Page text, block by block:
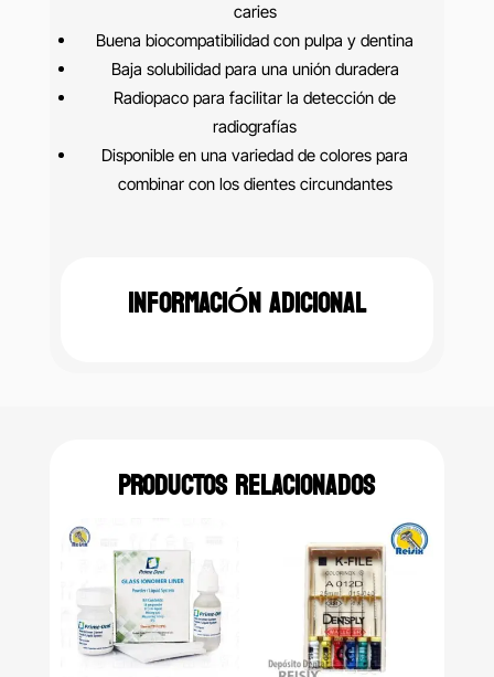
caries
Buena biocompatibilidad con pulpa y dentina
Baja solubilidad para una unión duradera
Radiopaco para facilitar la detección de
radiografías
Disponible en una variedad de colores para
combinar con los dientes circundantes
INFORMACIÓN ADICIONAL
PRODUCTOS RELACIONADOS